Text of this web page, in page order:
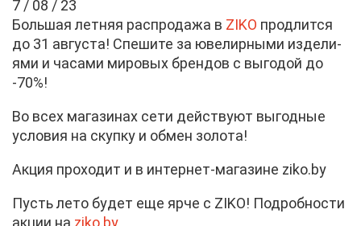
7 / 08 / 23
Боль­шая лет­няя рас­про­да­жа в ZIKO про­длит­ся
до 31 ав­гу­ста! Спе­ши­те за юве­лир­ны­ми из­де­ли­
я­ми и ча­са­ми ми­ро­вых брен­дов с вы­го­дой до
-70%!
Во всех ма­га­зи­нах се­ти дей­ству­ют вы­год­ные
усло­вия на скуп­ку и об­мен зо­ло­та!
Ак­ция про­хо­дит и в ин­тер­нет-ма­га­зине ziko.by
Пусть ле­то бу­дет еще яр­че с ZIKO! По­дроб­но­сти
ак­ции на ziko.by